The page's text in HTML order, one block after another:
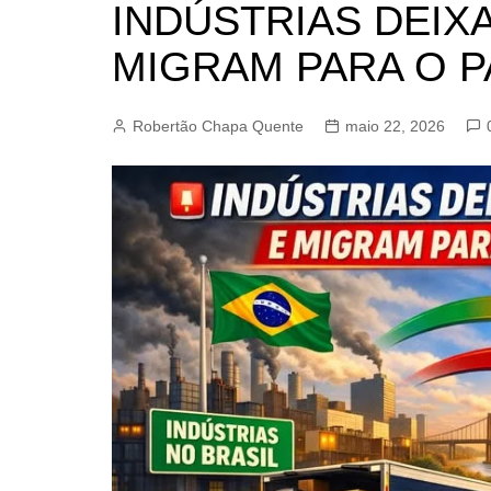
JUNDIAÍ
LIMEIRA
MOGI
MOGI
PAULÍNIA
INDÚSTRIAS
MIGRAM PARA O
Robertão Chapa Quente maio 22, 2026